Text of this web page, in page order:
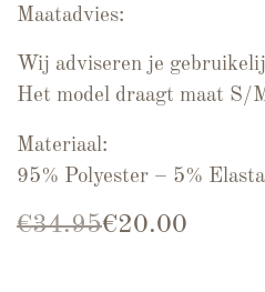
Maatadvies:
Wij adviseren je
Het model draagt maat S/
Materiaal:
95% Polyester – 5%
€34.95
Oorspronkelijke prijs
€20.00
Huidige prijs is: